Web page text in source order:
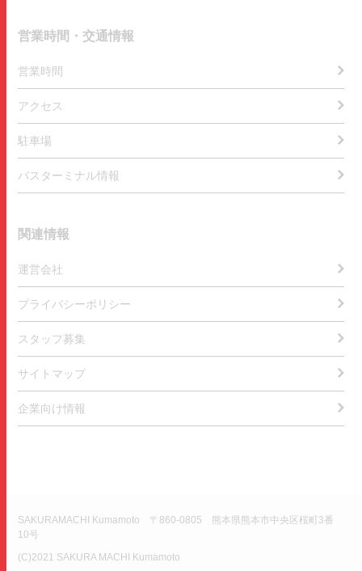
営業時間・交通情報
営業時間
アクセス
駐車場
バスターミナル情報
関連情報
運営会社
プライバシーポリシー
スタッフ募集
サイトマップ
企業向け情報
SAKURAMACHI Kumamoto 〒860-0805 熊本県熊本市中央区桜町3番
10号
(C)2021 SAKURA MACHI Kumamoto